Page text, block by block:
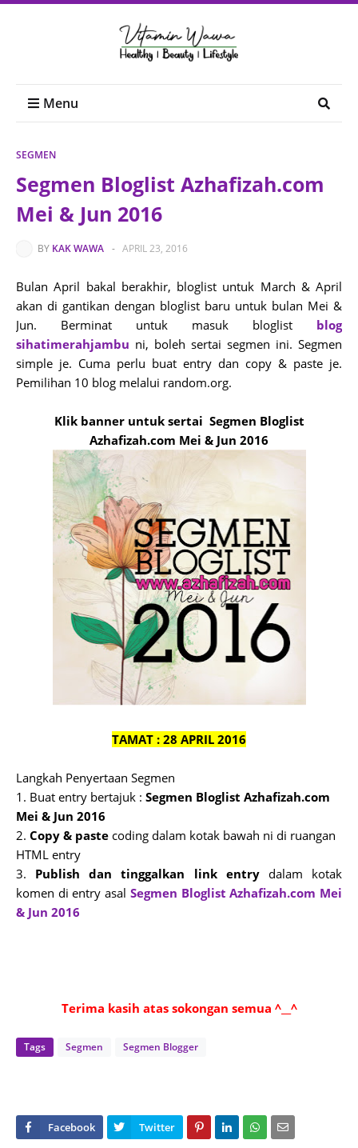
Menu
SEGMEN
Segmen Bloglist Azhafizah.com
Mei & Jun 2016
BY KAK WAWA - APRIL 23, 2016
Bulan April bakal berakhir, bloglist untuk March & April
akan di gantikan dengan bloglist baru untuk bulan Mei &
Jun. Berminat untuk masuk bloglist blog
sihatimerahjambu ni, boleh sertai segmen ini. Segmen
simple je. Cuma perlu buat entry dan copy & paste je.
Pemilihan 10 blog melalui random.org.
Klik banner untuk sertai Segmen Bloglist
Azhafizah.com Mei & Jun 2016
TAMAT : 28 APRIL 2016
Langkah Penyertaan Segmen
1. Buat entry bertajuk : Segmen Bloglist Azhafizah.com
Mei & Jun 2016
2. Copy & paste coding dalam kotak bawah ni di ruangan
HTML entry
3. Publish dan tinggalkan link entrydalam kotak
komen di entry asal Segmen Bloglist Azhafizah.com Mei
& Jun 2016
Terima kasih atas sokongan semua ^__^
Tags Segmen Segmen Blogger